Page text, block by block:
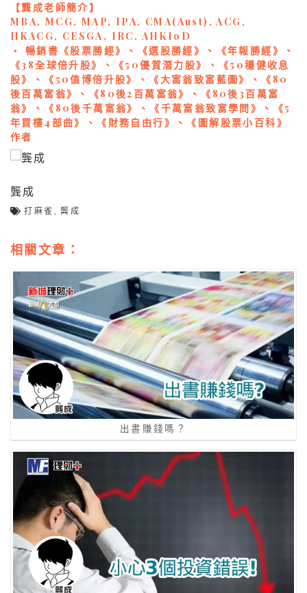
【龔成老師簡介】
MBA, MCG, MAP, IPA, CMA(Aust), ACG,
HKACG, CESGA, IRC, AHKIoD
‧ 暢銷書《股票勝經》、《選股勝經》、《年報勝經》、
《38全球倍升股》、《50優質潛力股》、《50穩健收息
股》、《50值博倍升股》、《大富翁致富藍圖》、《80
後百萬富翁》、《80後2百萬富翁》、《80後3百萬富
翁》、《80後千萬富翁》、《千萬富翁致富學問》、《5
年買樓4部曲》、《財務自由行》、《圖解股票小百科》
作者
龔成
打麻雀 ,龔成
相關文章：
出書賺錢嗎？